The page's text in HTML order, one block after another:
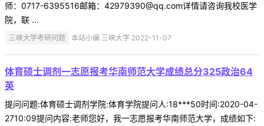
师：0717-6395516邮箱：42979390@qq.com详情请咨询我校医学
院，联 ...
三峡大学考研问题 本站小编 三峡大学 2022-11-07
体育硕士调剂一志愿报考华南师范大学成绩总分325政治64
英
提问问题:体育硕士调剂学院:体育学院提问人:18***50时间:2020-04-
2710:09提问内容:老师您好，我一志愿报考华南师范大学，成绩如下: